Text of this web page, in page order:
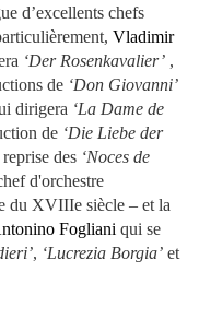
d’excellents chefs
Vladimir
‘Der Rosenkavalier’ ,
de ‘Don Giovanni’
dirigera ‘La Dame de
de ‘Die Liebe der
des ‘Noces de
d'orchestre
du XVIIIe siècle – et la
Fogliani qui se
, ‘Lucrezia Borgia’ et